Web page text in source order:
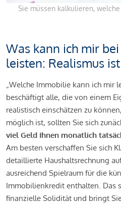
Sie müssen kalkulieren,
Was kann ich mir
leisten: Realismus
„Welche Immobilie kann ich mir
beschäftigt alle, die von einem
realistisch einschätzen zu
möglich ist, sollten Sie sich
viel Geld Ihnen monatlich
Am besten verschaffen Sie sich
detaillierte Haushaltsrechnung
ausreichend Spielraum für die
Immobilienkredit enthalten. Das
finanzielle Solidität und bringt